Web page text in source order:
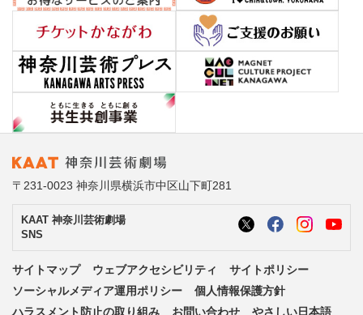
〒231-0023 神奈川県横浜市中区山下町281
KAAT 神奈川芸術劇場
SNS
サイトマップ ウェブアクセシビリティ
サイトポリシー
ソーシャルメディア運用ポリシー
個人情報保護方針
ハラスメント防止の取り組み
お問い合わせ やさしい日本語